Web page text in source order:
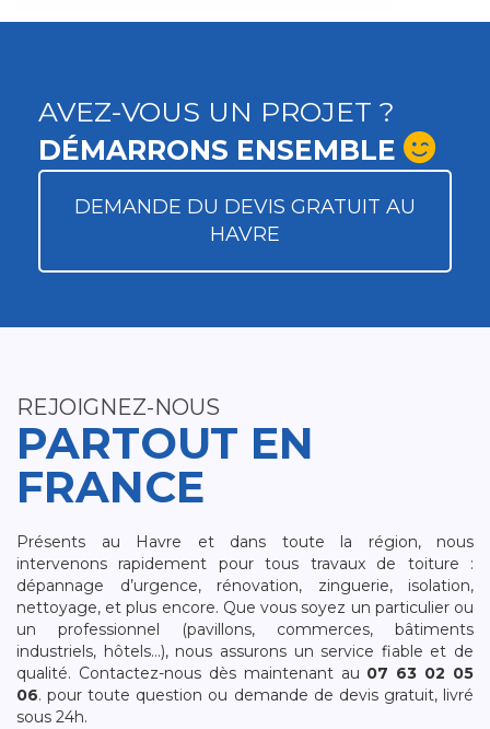
AVEZ-VOUS UN PROJET ?
DÉMARRONS ENSEMBLE
DEMANDE DU DEVIS GRATUIT AU
HAVRE
REJOIGNEZ-NOUS
PARTOUT EN
FRANCE
Présents au Havre et dans toute la région, nous
intervenons rapidement pour tous travaux de toiture :
dépannage d’urgence, rénovation, zinguerie, isolation,
nettoyage, et plus encore. Que vous soyez un particulier ou
un professionnel (pavillons, commerces, bâtiments
industriels, hôtels…), nous assurons un service fiable et de
qualité. Contactez-nous dès maintenant au 07 63 02 05
06. pour toute question ou demande de devis gratuit, livré
sous 24h.